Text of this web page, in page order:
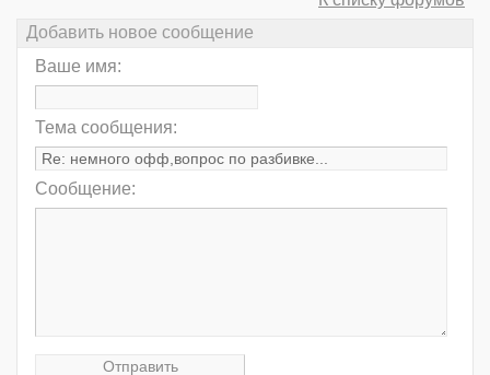
Добавить новое сообщение
Ваше имя:
Тема сообщения:
Сообщение: